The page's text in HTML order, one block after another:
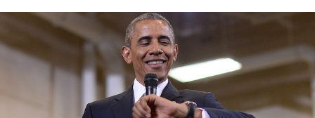
PODCAST
NEWSLETTER